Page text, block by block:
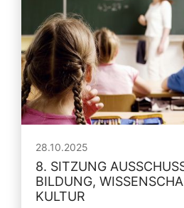
28.10.2025
8. SITZUNG
BILDUNG,
KULTUR